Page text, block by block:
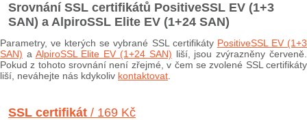
Srovnání SSL certifikátů PositiveSSL EV (1+3
SAN) a AlpiroSSL Elite EV (1+24 SAN)
Parametry, ve kterých se vybrané SSL certifikáty PositiveSSL EV (1+3
SAN) a AlpiroSSL Elite EV (1+24 SAN) liší, jsou zvýrazněny červeně.
Pokud z tohoto srovnání není zřejmé, v čem se zvolené SSL certifikáty
liší, neváhejte nás kdykoliv kontaktovat
SSL certifikát / 169 Kč